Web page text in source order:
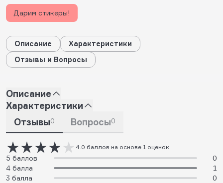
Дарим стикеры!
Описание
Характеристики
Отзывы и Вопросы
Описание
Характеристики
Отзывы0 Вопросы0
4.0 баллов на основе 1 оценок
5 баллов
0
4 балла
1
3 балла
0